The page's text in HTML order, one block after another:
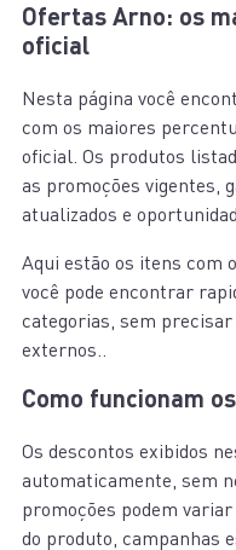
Ofertas Arno: os
oficial
Nesta página você
com os maiores
oficial. Os produtos
as promoções vigentes,
atualizados e
Aqui estão os itens com
você pode encontrar
categorias, sem
externos..
Como funcionam
Os descontos exibidos
automaticamente, sem
promoções podem
do produto, campanhas